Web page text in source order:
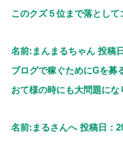
このクズ５位まで落として
名前:まんまるちゃん 投稿
ブログで稼ぐためにGを募
おて様の時にも大問題にな
名前:まるさんへ 投稿日：